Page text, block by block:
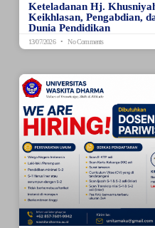
Keteladanan Hj.
Keikhlasan, Pengabdian,
Dunia Pendidikan
13/07/2026 No Comments